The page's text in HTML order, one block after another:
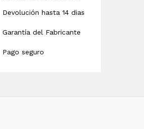
Devolución hasta 14 dias
Garantía del Fabricante
Pago seguro